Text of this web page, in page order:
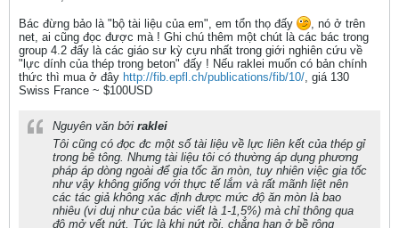
Bác đừng bảo là "bộ tài liệu của em", em tổn thọ đấy
, nó ở trên
net, ai cũng đọc được mà ! Ghi chú thêm một chút là các bác trong
group 4.2 đấy là các giáo sư kỳ cựu nhất trong giới nghiên cứu về
"lực dính của thép trong beton" đấy ! Nếu raklei muốn có bản chính
thức thì mua ở đây http://fib.epfl.ch/publications/fib/10/, giá 130
Swiss France ~ $100USD
Nguyên văn bởi raklei
Tôi cũng có đọc đc một số tài liệu về lực liên kết của thép gỉ
trong bê tông. Nhưng tài liệu tôi có thường áp dụng phương
pháp áp dòng ngoài để gia tốc ăn mòn, tuy nhiên việc gia tốc
như vậy không giống với thực tế lắm và rất mãnh liệt nên
các tác giả không xác định được mức độ ăn mòn là bao
nhiêu (vi duj như của bác viết là 1-1,5%) mà chỉ thông qua
độ mở vết nứt. Tức là khi nứt rồi, chẳng hạn ở bề rộng